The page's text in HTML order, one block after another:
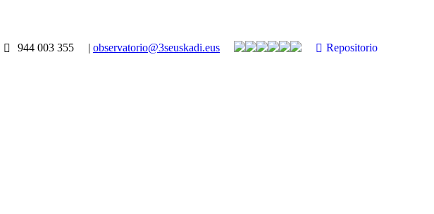
944 003 355 | observatorio@3seuskadi.eus Repositorio